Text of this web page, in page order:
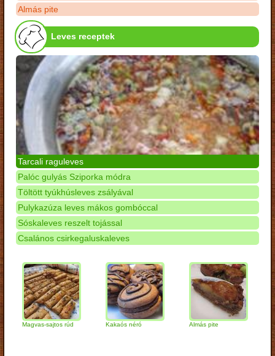
Almás pite
Leves receptek
Tarcali raguleves
Palóc gulyás Sziporka módra
Töltött tyúkhúsleves zsályával
Pulykazúza leves mákos gombóccal
Sóskaleves reszelt tojással
Csalános csirkegaluskaleves
Magvas-sajtos rúd Kakaós néró Almás pite